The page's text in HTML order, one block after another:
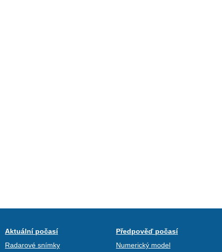
Aktuální počasí
Radarové snímky
Předpověď počasí
Numerický model